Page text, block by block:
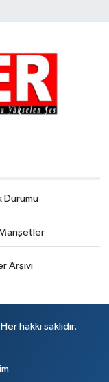
Durumu
Arşivi
hakkı saklıdır.